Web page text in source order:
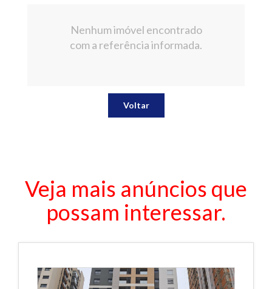
Nenhum imóvel encontrado
com a referência informada.
Voltar
Veja mais anúncios que
possam interessar.